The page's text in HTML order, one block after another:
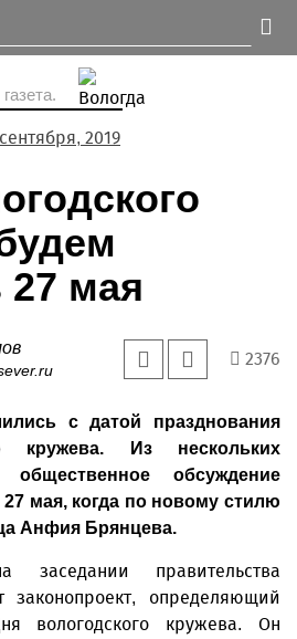
2019
27 мая
2376
с датой празднования
кружева. Из нескольких
обсуждение
мая, когда по новому стилю
Анфия Брянцева.
правительства
законопроект, определяющий
вологодского кружева. Он